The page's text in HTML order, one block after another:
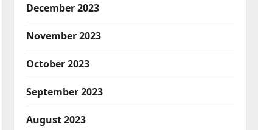
December 2023
November 2023
October 2023
September 2023
August 2023